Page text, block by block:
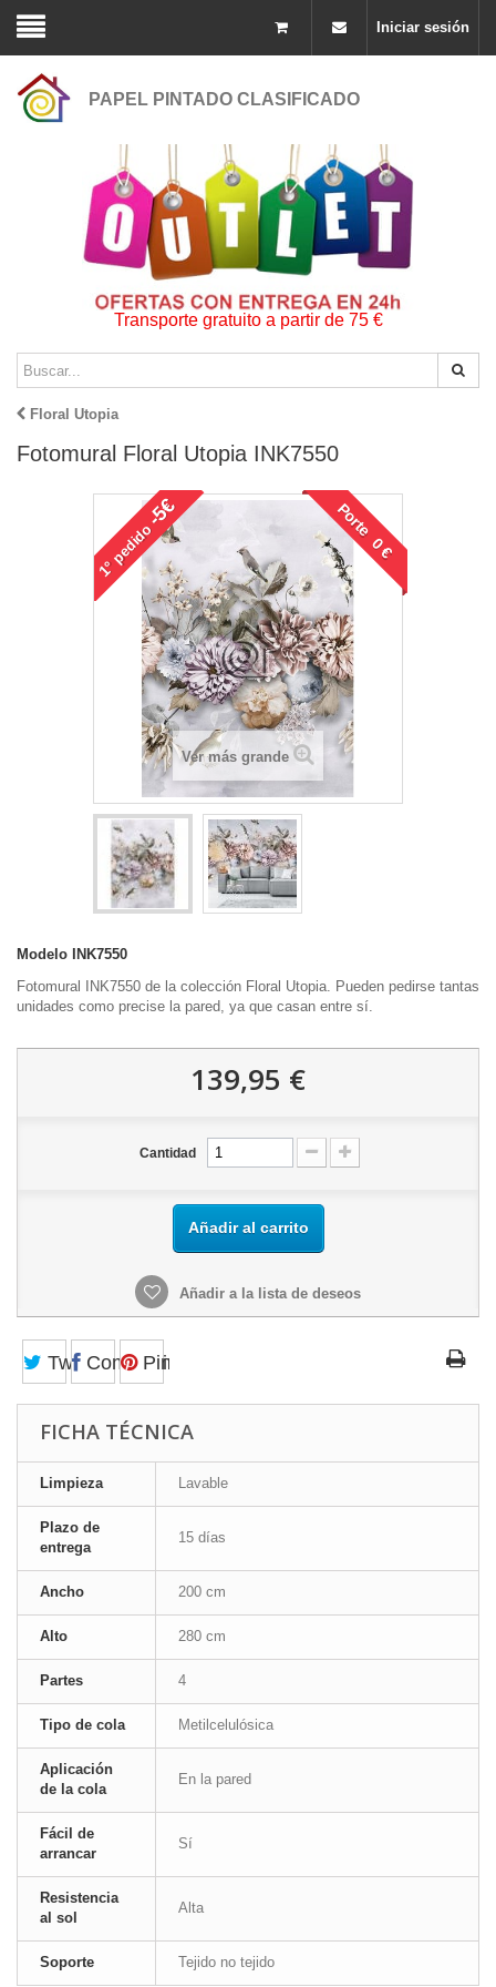
Iniciar sesión
PAPEL PINTADO CLASIFICADO
Transporte gratuito a partir de 75 €
Floral Utopia
Fotomural Floral Utopia INK7550
1°
pedido
-5€ Porte 0 €
Ver más grande
Modelo
INK7550
Fotomural INK7550 de la colección Floral Utopia. Pueden pedirse tantas
unidades como precise la pared, ya que casan entre sí.
139,95 €
Cantidad
Añadir al carrito
Añadir a la lista de deseos
TweetCompartirPinterest
FICHA TÉCNICA
Limpieza Lavable
Plazo de
entrega
15 días
Ancho 200 cm
Alto 280 cm
Partes 4
Tipo de cola Metilcelulósica
Aplicación
de la cola
En la pared
Fácil de
arrancar
Sí
Resistencia
al sol
Alta
Soporte Tejido no tejido